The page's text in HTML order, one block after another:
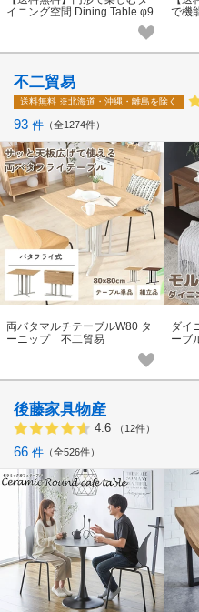
イニング空間 Dining Table φ9
で機
不二貿易
送料無料 ※北海道・沖縄・離島を除く
93 件 全1274件
両バタマルチテーブルW80 タ
ーニップ 不二貿易
ダイ
ーブ
後藤家具物産
4.6 （12件）
66 件 全526件